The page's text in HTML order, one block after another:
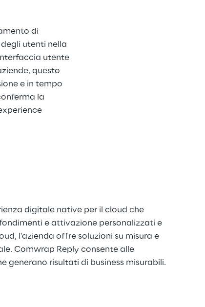
di
utenti nella
utente
questo
e in tempo
la
digitale native per il cloud che
e attivazione personalizzati e
l'azienda offre soluzioni su misura e
Comwrap Reply consente alle
generano risultati di business misurabili.